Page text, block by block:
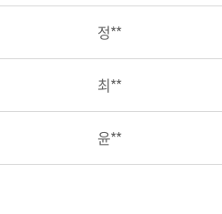
정**
최**
윤**